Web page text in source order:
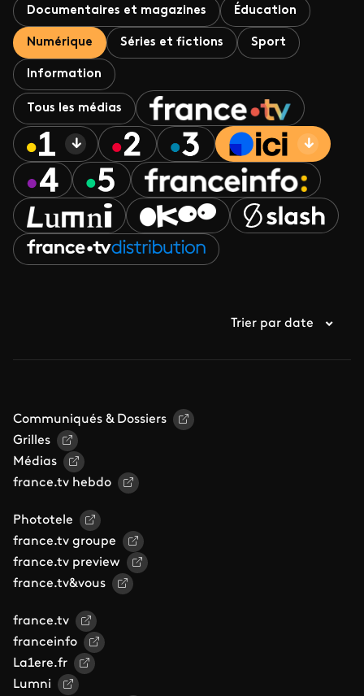
Documentaires et magazines Éducation
Numérique Séries et fictions Sport
Information
Tous les médias
Trier par date
Communiqués & Dossiers
Grilles
Médias
france.tv hebdo
Phototele
france.tv groupe
france.tv preview
france.tv&vous
france.tv
franceinfo
La1ere.fr
Lumni